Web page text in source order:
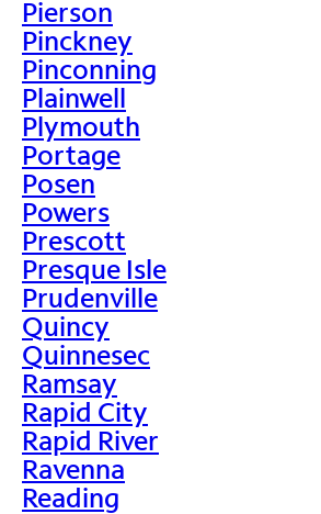
Pierson
Pinckney
Pinconning
Plainwell
Plymouth
Portage
Posen
Powers
Prescott
Presque Isle
Prudenville
Quincy
Quinnesec
Ramsay
Rapid City
Rapid River
Ravenna
Reading